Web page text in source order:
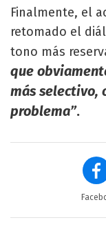
Finalmente, el
retomado el
tono más
que
más selectivo,
problema”.